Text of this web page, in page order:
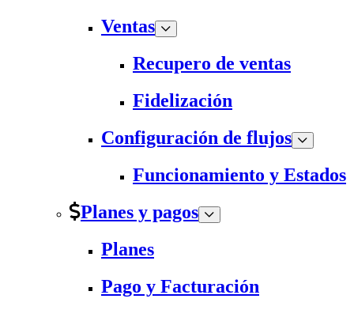
Ventas
Recupero de ventas
Fidelización
Configuración de flujos
Funcionamiento y Estados
Planes y pagos
Planes
Pago y Facturación